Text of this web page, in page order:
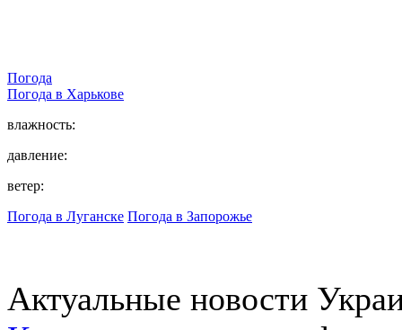
Погода
Погода в Харькове
влажность:
давление:
ветер:
Погода в Луганске Погода в Запорожье
Актуальные новости